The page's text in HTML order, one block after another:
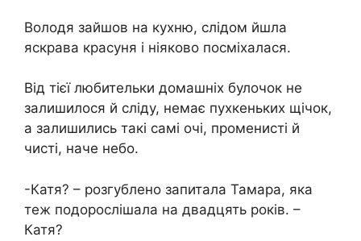
Володя зайшов на кухню, слідом йшла
яскрава красуня і ніяково посміхалася.
Від тієї любительки домашніх булочок не
залишилося й сліду, немає пухкеньких щічок,
а залишились такі самі очі, променисті й
чисті, наче небо.
-Катя? – розгублено запитала Тамара, яка
теж подорослішала на двадцять років. –
Катя?